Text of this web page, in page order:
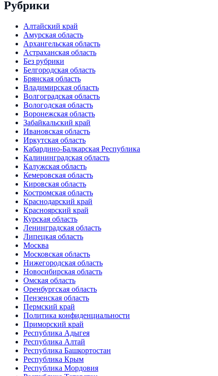
Рубрики
Алтайский край
Амурская область
Архангельская область
Астраханская область
Без рубрики
Белгородская область
Брянская область
Владимирская область
Волгоградская область
Вологодская область
Воронежская область
Забайкальский край
Ивановская область
Иркутская область
Кабардино-Балкарская Республика
Калининградская область
Калужская область
Кемеровская область
Кировская область
Костромская область
Краснодарский край
Красноярский край
Курская область
Ленинградская область
Липецкая область
Москва
Московская область
Нижегородская область
Новосибирская область
Омская область
Оренбургская область
Пензенская область
Пермский край
Политика конфиденциальности
Приморский край
Республика Адыгея
Республика Алтай
Республика Башкортостан
Республика Крым
Республика Мордовия